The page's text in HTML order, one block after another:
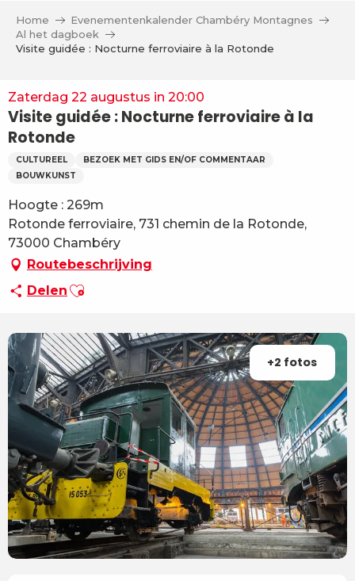
contenu
Home
Evenementenkalender Chambéry Montagnes
Al het dagboek
Visite guidée : Nocturne ferroviaire à la Rotonde
Zaterdag 22 augustus in 20:00
Visite guidée : Nocturne ferroviaire à la
Rotonde
CULTUREEL
BEZOEK MET GIDS EN/OF COMMENTAAR
BOUWKUNST
Hoogte : 269m
Rotonde ferroviaire, 731 chemin de la Rotonde,
73000 Chambéry
Routebeschrijving
Delen Ajouter aux favoris
+2 fotos